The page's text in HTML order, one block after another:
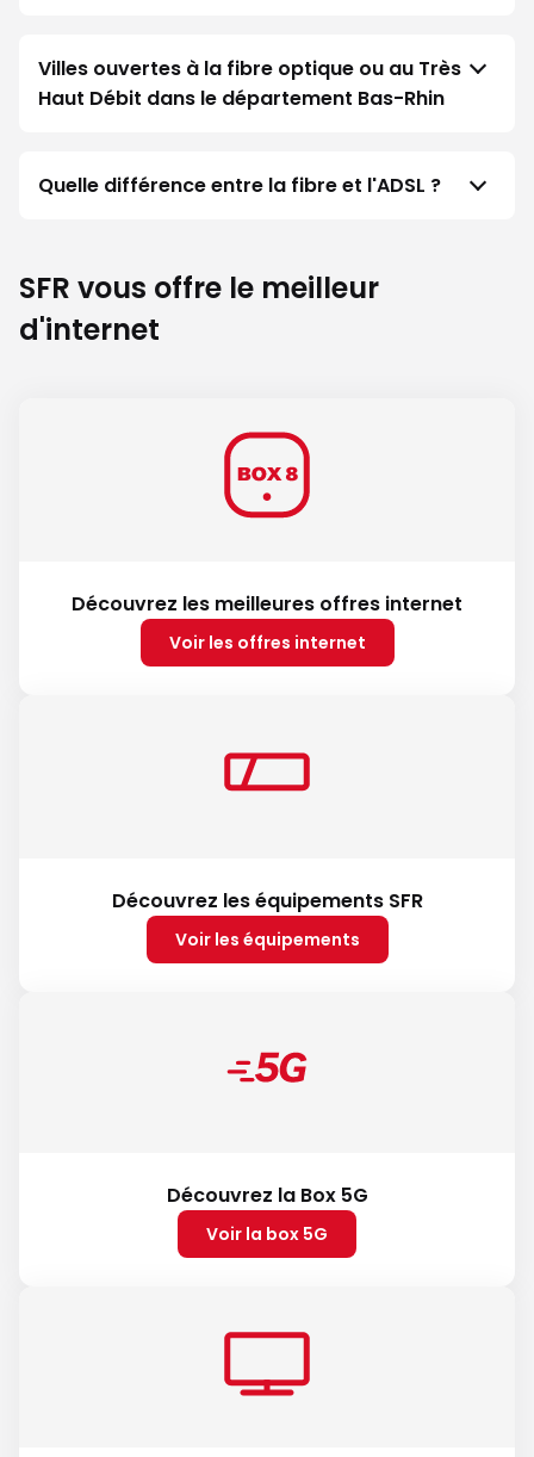
Villes ouvertes à la fibre optique ou au Très
Haut Débit dans le département Bas-Rhin
Quelle différence entre la fibre et l'ADSL ?
SFR vous offre le meilleur
d'internet
Découvrez les meilleures offres internet
Voir les offres internet
Découvrez les équipements SFR
Voir les équipements
Découvrez la Box 5G
Voir la box 5G